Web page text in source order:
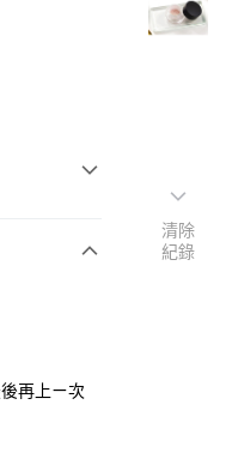
再上ㄧ次
清除
紀錄